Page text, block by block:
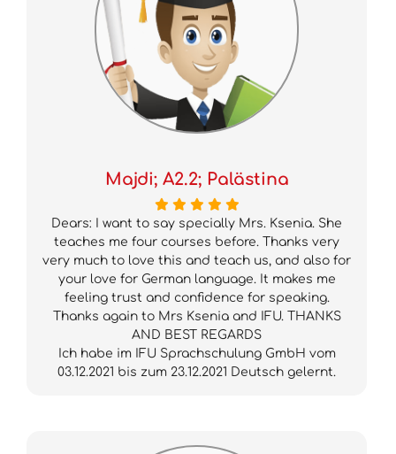
Majdi; A2.2; Palästina
Dears: I want to say specially Mrs. Ksenia. She
teaches me four courses before. Thanks very
very much to love this and teach us, and also for
your love for German language. It makes me
feeling trust and confidence for speaking.
Thanks again to Mrs Ksenia and IFU. THANKS
AND BEST REGARDS
Ich habe im IFU Sprachschulung GmbH vom
03.12.2021 bis zum 23.12.2021 Deutsch gelernt.